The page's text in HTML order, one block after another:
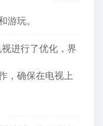
游玩。
进行了优化，界
，确保在电视上